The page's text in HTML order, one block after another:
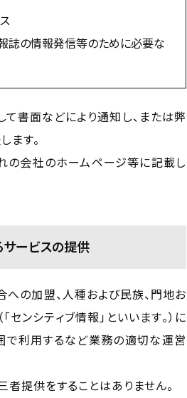
誌の情報発信等のために必要な
書面などにより通知し、または弊
ます。
の会社のホームページ等に記載し
サービスの提供
への加盟、人種および民族、門地お
ンシティブ情報」といいます。）に
で利用するなど業務の適切な運営
提供をすることはありません。